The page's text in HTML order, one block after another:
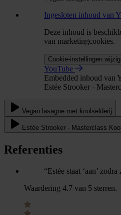
Ingesloten inhoud van
Deze inhoud is
van marketingcookies.
Cookie-instellingen
YouTube
Embedded inhoud van
Estée Strooker -
Vegan lasagne met knolselderij
Estée Strooker - Masterclass
Referenties
“Estée staat ‘aan’
Waardering 4.7 van 5 sterren.